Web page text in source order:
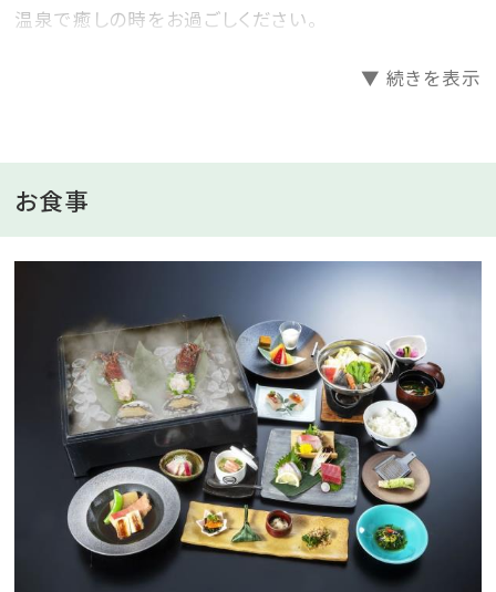
温泉で癒しの時をお過ごしください。
おすすめポイントを記事でご紹介中♪
詳細はこちらをクリック♪
＜ご夕食＞
～龍宮会席～
海の幸と旬の恵みが織りなす珠玉の味わい
●伊勢海老：透き通るような身の弾力と旨みが際立つ
「姿造り」
●アワビ：香ばしさと磯の香りが広がる「踊り焼き」
●金目鯛：煮付け・お造り・金目寿司の三種でご用意
▼ 続きを表示
お食事